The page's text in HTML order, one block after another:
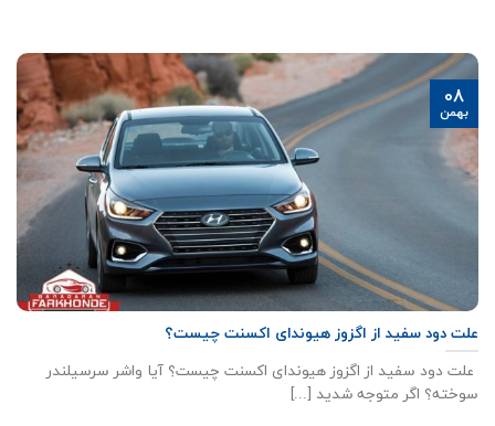
علت دود سفید از اگزوز هیوندای اکسنت چیست؟
علت دود سفید از اگزوز هیوندای اکسنت چیست؟ آیا واشر سرسیلندر
سوخته؟ اگر متوجه شدید [...]
08
بهمن